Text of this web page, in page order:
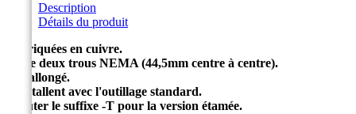
Description
Détails du produit
Fabriquées en cuivre.
Plage deux trous NEMA (44,5mm centre à centre).
Fût allongé.
S'installent avec l'outillage standard.
Ajouter le suffixe -T pour la version étamée.